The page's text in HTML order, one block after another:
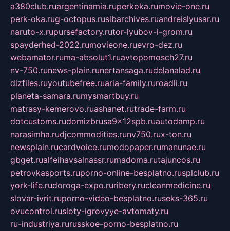
a380club.ruargentinamia.ruperkoka.rumovie-one.ru
perk-oka.rug-octopus.rusibarchives.ruandreislyusar.ru
naruto-x.rupursefactory.rutor-lyubov-i-grom.ru
spayderhed-2022.rumovieone.ruevro-dez.ru
webamator.ruma-absolut1.ruavtopomosch27.ru
nv-750.runews-plain.runertansaga.rudelanalad.ru
dizfiles.ruyoutubefree.ruaria-family.ruroadli.ru
planeta-samara.rumysmartbuy.ru
matrasy-kemerovo.ruashanet.rutrade-farm.ru
dotcustoms.rudomizbrusa9x12spb.ruautodamp.ru
narasimha.rudjcommodities.runv750.rux-ton.ru
newsplain.rucardvoice.rumodopaper.rumanunae.ru
gbget.rualfeihavsalnassr.rumadoma.rutajuncos.ru
petrovkasports.ruporno-online-besplatno.rusplclub.ru
york-life.rudoroga-expo.ruribery.rucleanmedicine.ru
slovar-ivrit.ruporno-video-besplatno.ruseks-365.ru
ovucontrol.rusloty-igrovyye-avtomaty.ru
ru-industriya.rurusskoe-porno-besplatno.ru